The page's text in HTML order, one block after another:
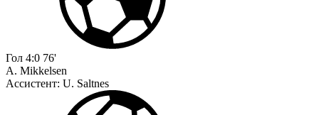
Гол 4:0 76'
A. Mikkelsen
Ассистент: U. Saltnes